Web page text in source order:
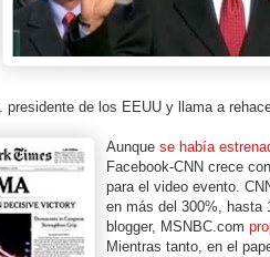
presidente de los EEUU y llama a
Aunque se había
Facebook-CNN crece
para el video evento.
en más del 300%, hasta
blogger, MSNBC.com
Mientras tanto, en el